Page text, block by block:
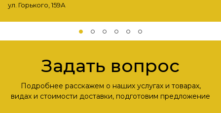
ул. Горького, 159А
Задать вопрос
Подробнее расскажем о наших услугах и товарах,
видах и стоимости доставки, подготовим предложение